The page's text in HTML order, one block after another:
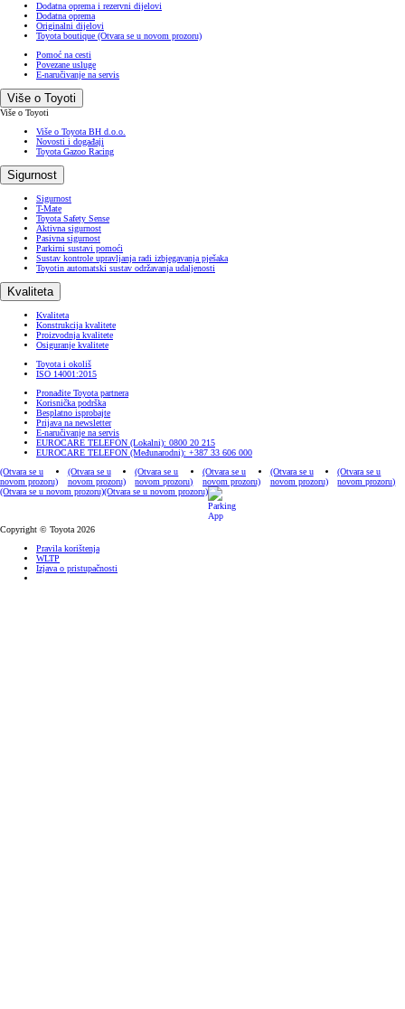
Dodatna oprema i rezervni dijelovi
Dodatna oprema
Originalni dijelovi
Toyota boutique (Otvara se u novom prozoru)
Pomoć na cesti
Povezane usluge
E-naručivanje na servis
Više o Toyoti
Više o Toyoti
Više o Toyota BH d.o.o.
Novosti i događaji
Toyota Gazoo Racing
Sigurnost
Sigurnost
T-Mate
Toyota Safety Sense
Aktivna sigurnost
Pasivna sigurnost
Parkirni sustavi pomoći
Sustav kontrole upravljanja radi izbjegavanja pješaka
Toyotin automatski sustav održavanja udaljenosti
Kvaliteta
Kvaliteta
Konstrukcija kvalitete
Proizvodnja kvalitete
Osiguranje kvalitete
Toyota i okoliš
ISO 14001:2015
Pronađite Toyota partnera
Korisnička podrška
Besplatno isprobajte
Prijava na newsletter
E-naručivanje na servis
EUROCARE TELEFON (Lokalni): 0800 20 215
EUROCARE TELEFON (Međunarodni): +387 33 606 000
(Otvara se u
novom prozoru)
(Otvara se u
novom prozoru)
(Otvara se u
novom prozoru)
(Otvara se u
novom prozoru)
(Otvara se u
novom prozoru)
(Otvara se u
novom prozoru)
(Otvara se u novom prozoru)(Otvara se u novom prozoru)
Copyright © Toyota 2026
Pravila korištenja
WLTP
Izjava o pristupačnosti